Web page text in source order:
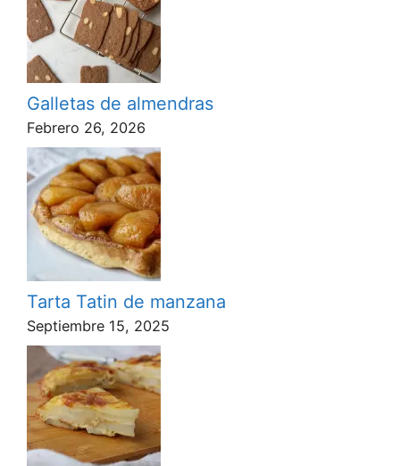
Galletas de almendras
Febrero 26, 2026
Tarta Tatin de manzana
Septiembre 15, 2025